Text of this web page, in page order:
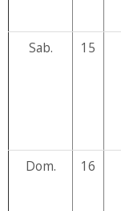
Sab. 15
Dom. 16